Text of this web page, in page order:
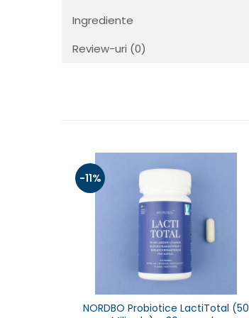
Ingrediente
Review-uri (0)
-11%
NORDBO Probiotice LactiTotal (50